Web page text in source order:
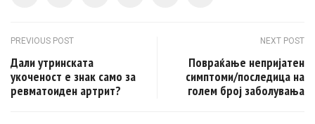
Post navigation
PREVIOUS POST
Дали утринската
укоченост е знак само за
ревматоиден артрит?
NEXT POST
Повраќање непријатен
симптоми/последица на
голем број заболувања